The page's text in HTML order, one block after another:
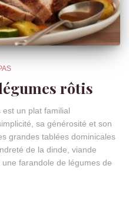
rôtis
un plat familial
sa générosité et son
grandes tablées dominicales
de la dinde, viande
farandole de légumes de